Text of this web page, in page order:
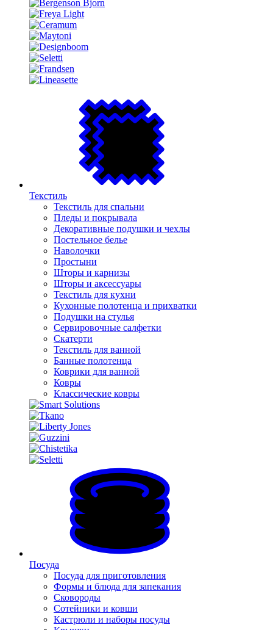
Текстиль
Текстиль для спальни
Пледы и покрывала
Декоративные подушки и чехлы
Постельное белье
Наволочки
Простыни
Шторы и карнизы
Шторы и аксессуары
Текстиль для кухни
Кухонные полотенца и прихватки
Подушки на стулья
Сервировочные салфетки
Скатерти
Текстиль для ванной
Банные полотенца
Коврики для ванной
Ковры
Классические ковры
Посуда
Посуда для приготовления
Формы и блюда для запекания
Сковороды
Сотейники и ковши
Кастрюли и наборы посуды